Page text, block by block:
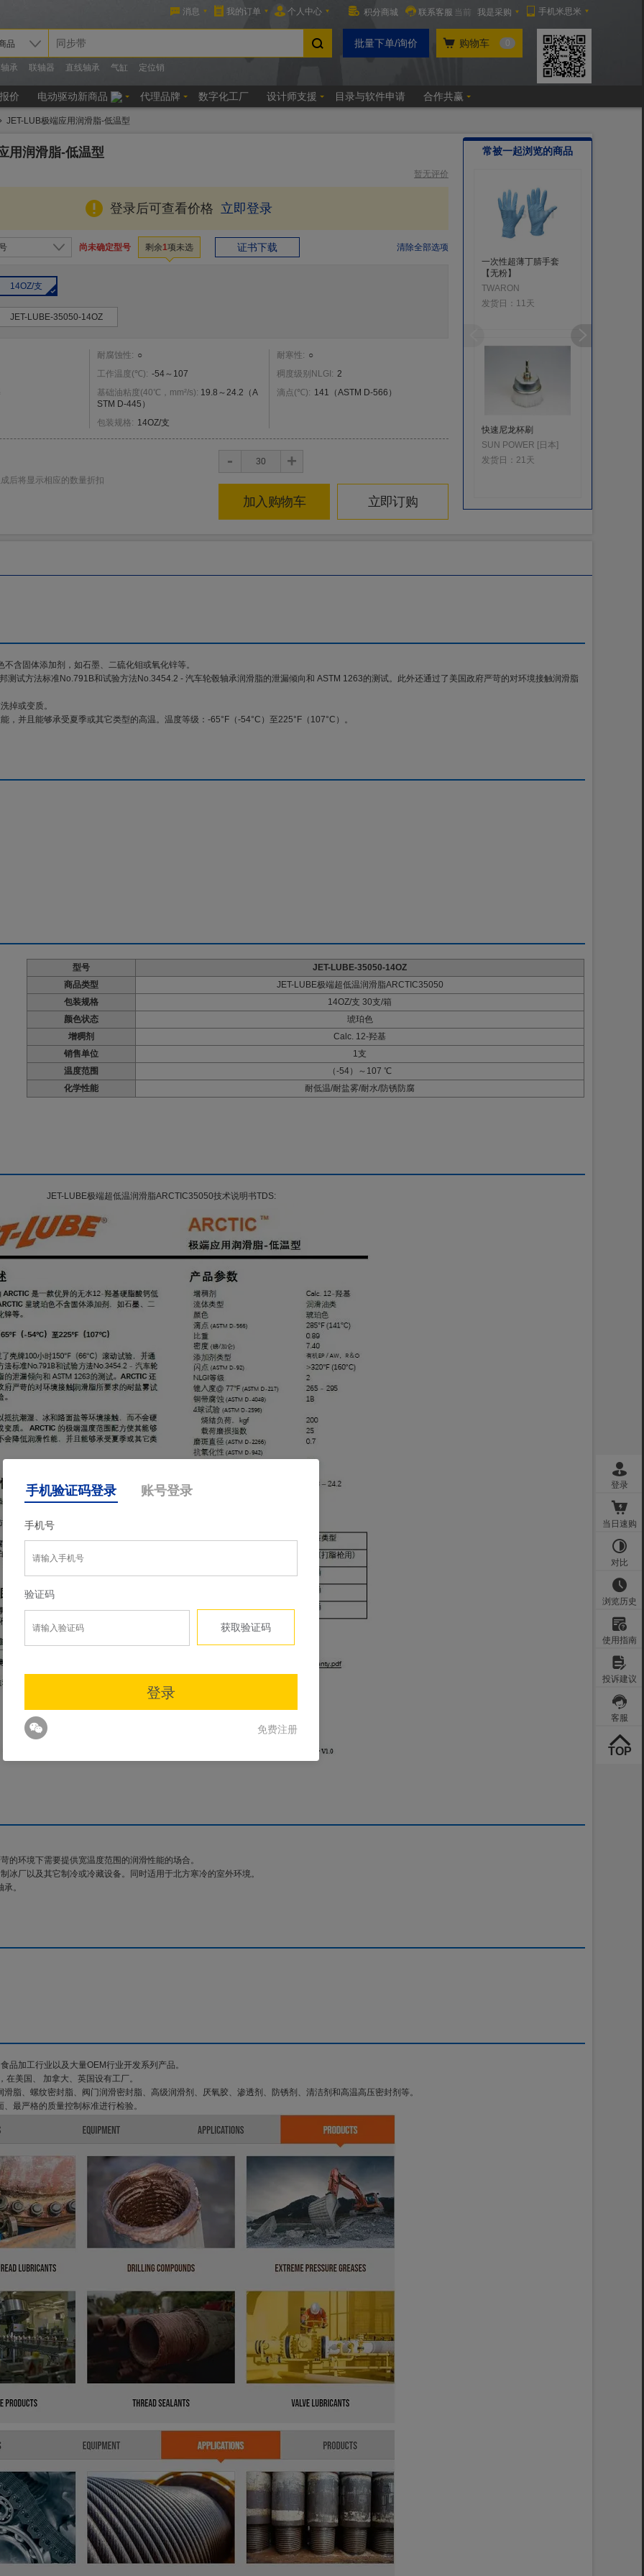
JET-LUB极端应用润滑脂-低温型
用润滑脂-低温型
暂无评价
登录后可查看价格 立即登录
尚未确定型号 剩余1项未选 证书下载 清除全部选项
14OZ/支
JET-LUBE-35050-14OZ
耐腐蚀性: ○
工作温度(℃): -54～107
基础油粘度(40℃，mm²/s): 19.8～24.2（A
STM D-445）
包装规格: 14OZ/支
耐寒性: ○
稠度级别NLGI : 2
滴点 (℃): 141（ASTM D-566）
后将显示相应的数量折扣
- +
加入购物车 立即订购
常被一起浏览的商品
一次性超薄丁腈手套
【无粉】
TWARON
发货日： 11天
快速尼龙杯刷
SUN POWER [日本]
发货日： 21天
含固体添加剂，如石墨、二硫化钼或氧化锌等。
测试方法标准No.791B和试验方法No.3454.2 - 汽车轮毂轴承润滑脂的泄漏倾向和 ASTM 1263的测试。此外还通过了美国政府严苛的对环境接触润滑脂
掉或变质。
并且能够承受夏季或其它类型的高温。温度等级：-65°F（-54°C）至225°F（107°C）。
型号
JET-LUBE-35050-14OZ
商品类型
JET-LUBE极端超低温润滑脂ARCTIC35050
包装规格
14OZ/支 30支/箱
颜色状态
琥珀色
增稠剂
Calc. 12-羟基
销售单位
1支
温度范围
（-54）～107 ℃
化学性能
耐低温/耐盐雾/耐水/防锈防腐
JET-LUBE极端超低温润滑脂ARCTIC35050技术说明书TDS:
的环境下需要提供宽温度范围的润滑性能的场合。
厂以及其它制冷或冷藏设备。同时适用于北方寒冷的室外环境。
。
品加工行业以及大量OEM行业开发系列产品。
美国、 加拿大、英国设有工厂。
脂、螺纹密封脂、阀门润滑密封脂、高级润滑剂、厌氧胶、渗透剂、防锈剂、清洁剂和高温高压密封剂等。
最严格的质量控制标准进行检验。